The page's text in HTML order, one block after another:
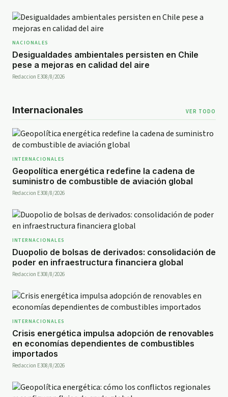
NACIONALES
Desigualdades ambientales persisten en Chile
pese a mejoras en calidad del aire
Redaccion E308/8/2026
Internacionales VER TODO
INTERNACIONALES
Geopolítica energética redefine la cadena de
suministro de combustible de aviación global
Redaccion E308/8/2026
INTERNACIONALES
Duopolio de bolsas de derivados: consolidación de
poder en infraestructura financiera global
Redaccion E308/8/2026
INTERNACIONALES
Crisis energética impulsa adopción de renovables
en economías dependientes de combustibles
importados
Redaccion E308/8/2026